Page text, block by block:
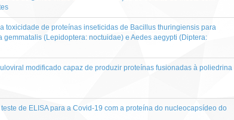
toxicidade de proteínas inseticidas de Bacillus thuringiensis para
gemmatalis (Lepidoptera: noctuidae) e Aedes aegypti (Diptera:
modificado capaz de produzir proteínas fusionadas à poliedrina
de ELISA para a Covid-19 com a proteína do nucleocapsídeo do